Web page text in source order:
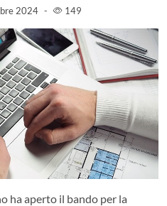
2024 - 149
ha aperto il bando per la